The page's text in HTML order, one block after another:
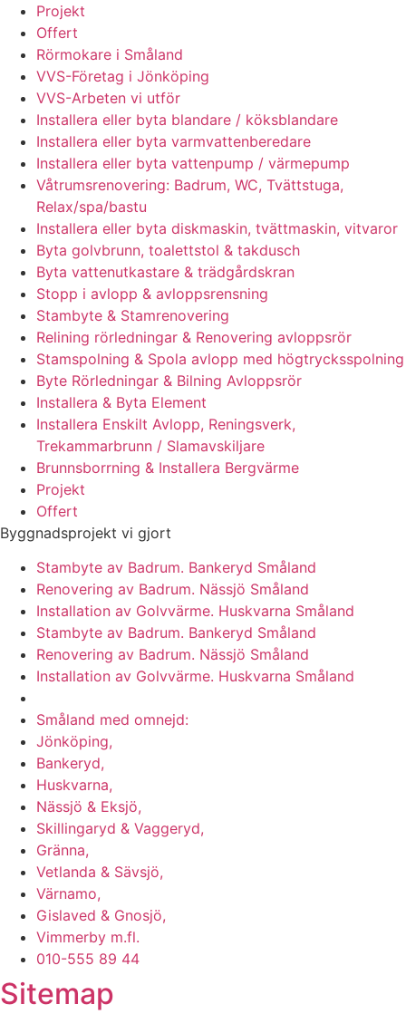
Projekt
Offert
Rörmokare i Småland
VVS-Företag i Jönköping
VVS-Arbeten vi utför
Installera eller byta blandare / köksblandare
Installera eller byta varmvattenberedare
Installera eller byta vattenpump / värmepump
Våtrumsrenovering: Badrum, WC, Tvättstuga,
Relax/spa/bastu
Installera eller byta diskmaskin, tvättmaskin, vitvaror
Byta golvbrunn, toalettstol & takdusch
Byta vattenutkastare & trädgårdskran
Stopp i avlopp & avloppsrensning
Stambyte & Stamrenovering
Relining rörledningar & Renovering avloppsrör
Stamspolning & Spola avlopp med högtrycksspolning
Byte Rörledningar & Bilning Avloppsrör
Installera & Byta Element
Installera Enskilt Avlopp, Reningsverk,
Trekammarbrunn / Slamavskiljare
Brunnsborrning & Installera Bergvärme
Projekt
Offert
Byggnadsprojekt vi gjort
Stambyte av Badrum. Bankeryd Småland
Renovering av Badrum. Nässjö Småland
Installation av Golvvärme. Huskvarna Småland
Stambyte av Badrum. Bankeryd Småland
Renovering av Badrum. Nässjö Småland
Installation av Golvvärme. Huskvarna Småland
Småland med omnejd:
Jönköping,
Bankeryd,
Huskvarna,
Nässjö & Eksjö,
Skillingaryd & Vaggeryd,
Gränna,
Vetlanda & Sävsjö,
Värnamo,
Gislaved & Gnosjö,
Vimmerby m.fl.
010-555 89 44
Sitemap